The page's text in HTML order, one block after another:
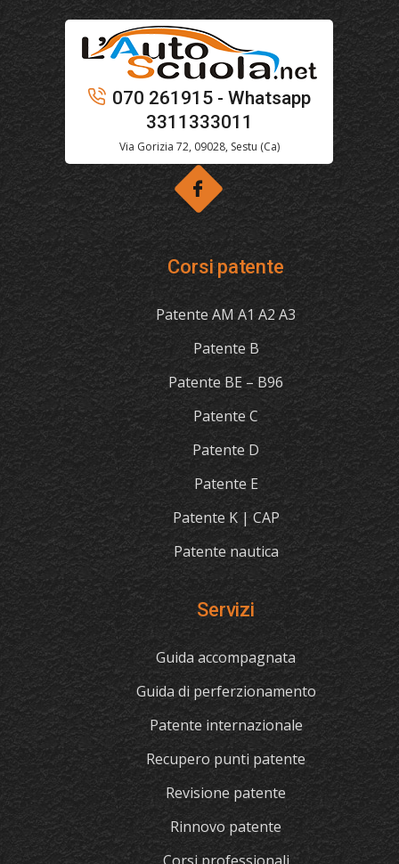
070 261915 - Whatsapp
3311333011
Via Gorizia 72, 09028, Sestu (Ca)
Corsi patente
Patente AM A1 A2 A3
Patente B
Patente BE – B96
Patente C
Patente D
Patente E
Patente K | CAP
Patente nautica
Servizi
Guida accompagnata
Guida di perferzionamento
Patente internazionale
Recupero punti patente
Revisione patente
Rinnovo patente
Corsi professionali